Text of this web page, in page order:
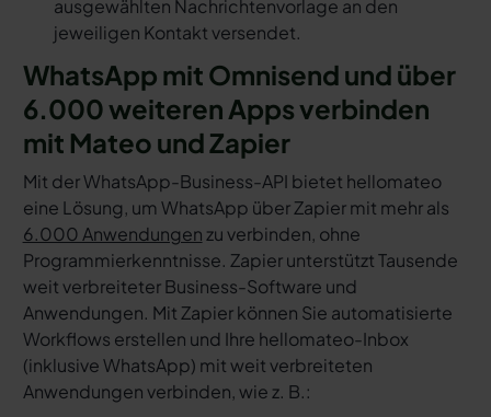
ausgewählten Nachrichtenvorlage an den
jeweiligen Kontakt versendet.
WhatsApp mit Omnisend und über
6.000 weiteren Apps verbinden
mit Mateo und Zapier
Mit der WhatsApp-Business-API bietet hellomateo
eine Lösung, um WhatsApp über Zapier mit mehr als
6.000 Anwendungenzu verbinden, ohne
Programmierkenntnisse. Zapier unterstützt Tausende
weit verbreiteter Business-Software und
Anwendungen. Mit Zapier können Sie automatisierte
Workflows erstellen und Ihre hellomateo-Inbox
(inklusive WhatsApp) mit weit verbreiteten
Anwendungen verbinden, wie z. B.: